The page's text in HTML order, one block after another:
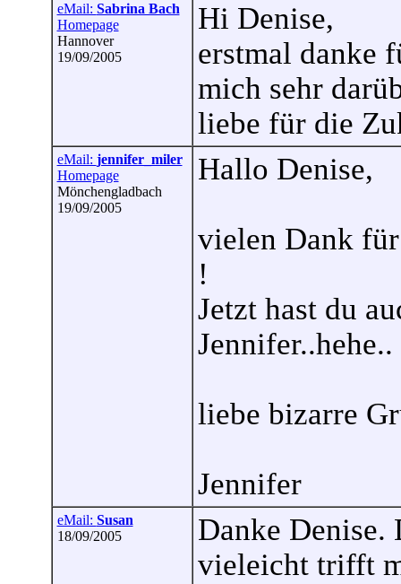
eMail: Sabrina Bach
Homepage
Hannover
19/09/2005
Hi Denise,
erstmal danke
mich sehr
liebe für die
eMail: jennifer_miler
Homepage
Mönchengladbach
19/09/2005
Hallo Denise,
vielen Dank
!
Jetzt hast du
Jennifer..hehe..
liebe bizarre
Jennifer
eMail: Susan
18/09/2005
Danke Denise.
vieleicht trifft